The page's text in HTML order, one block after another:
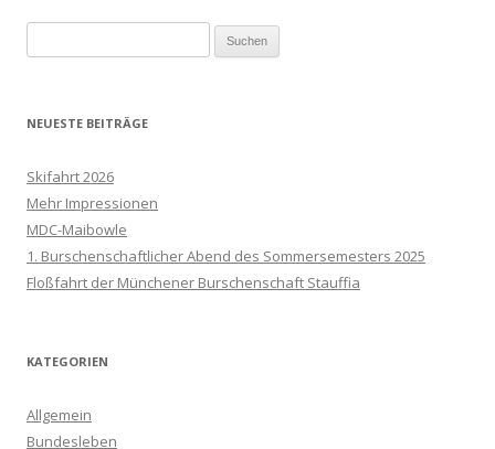
nach:
NEUESTE BEITRÄGE
Skifahrt 2026
Mehr Impressionen
MDC-Maibowle
1. Burschenschaftlicher Abend des Sommersemesters 2025
Floßfahrt der Münchener Burschenschaft Stauffia
KATEGORIEN
Allgemein
Bundesleben